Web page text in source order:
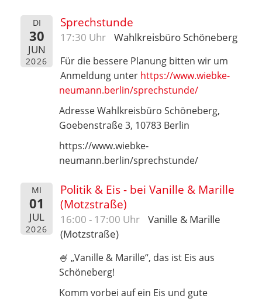
DI
30
JUN
2026
Sprechstunde
17:30 Uhr Wahlkreisbüro Schöneberg
Für die bessere Planung bitten wir um
Anmeldung unter https://www.wiebke-
neumann.berlin/sprechstunde/
Adresse Wahlkreisbüro Schöneberg,
Goebenstraße 3, 10783 Berlin
https://www.wiebke-
neumann.berlin/sprechstunde/
MI
01
JUL
2026
Politik & Eis - bei Vanille & Marille
(Motzstraße)
16:00 - 17:00 Uhr
Vanille & Marille
(Motzstraße)
🍧 „Vanille & Marille“, das ist Eis aus
Schöneberg!
Komm vorbei auf ein Eis und gute